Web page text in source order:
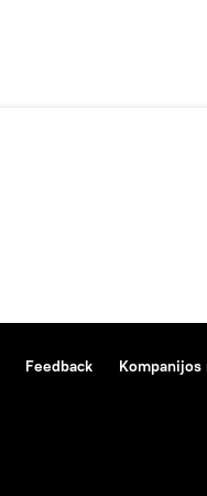
Feedback Kompanijos